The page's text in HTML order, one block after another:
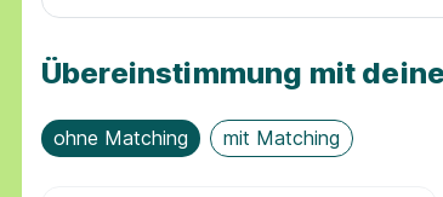
Übereinstimmung mit
ohne Matching mit Matching